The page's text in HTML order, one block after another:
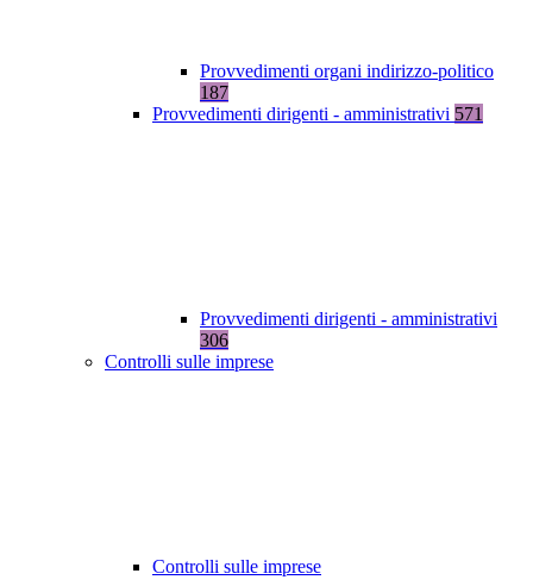
Provvedimenti organi indirizzo-politico
187
Provvedimenti dirigenti - amministrativi 571
Provvedimenti dirigenti - amministrativi
306
Controlli sulle imprese
Controlli sulle imprese